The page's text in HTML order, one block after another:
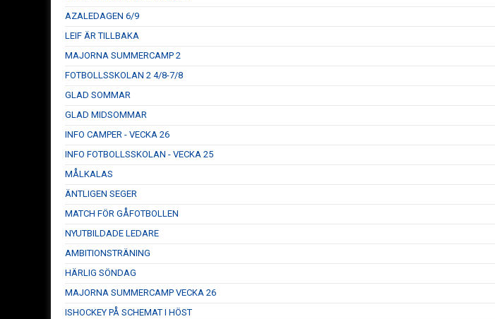
AZALEDAGEN 6/9
LEIF ÄR TILLBAKA
MAJORNA SUMMERCAMP 2
FOTBOLLSSKOLAN 2 4/8-7/8
GLAD SOMMAR
GLAD MIDSOMMAR
INFO CAMPER - VECKA 26
INFO FOTBOLLSSKOLAN - VECKA 25
MÅLKALAS
ÄNTLIGEN SEGER
MATCH FÖR GÅFOTBOLLEN
NYUTBILDADE LEDARE
AMBITIONSTRÄNING
HÄRLIG SÖNDAG
MAJORNA SUMMERCAMP VECKA 26
ISHOCKEY PÅ SCHEMAT I HÖST